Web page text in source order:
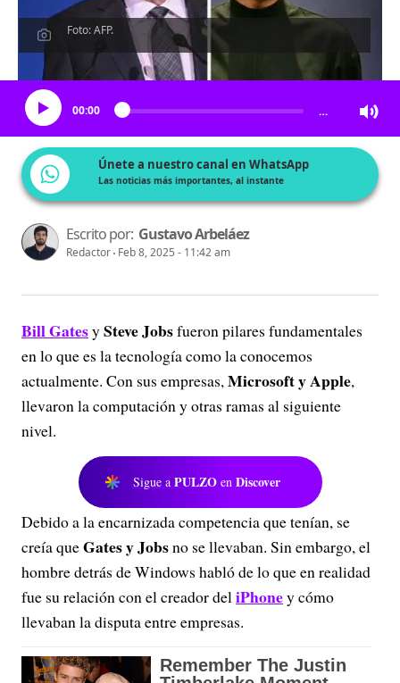
Foto: AFP.
Escucha el artículo
00:00 …
Únete a nuestro canal en WhatsApp
Las noticias más importantes, al instante
Escrito por: Gustavo Arbeláez
Redactor Feb 8, 2025 - 11:42 am
Bill GatesySteve Jobsfueron pilares fundamentales
en lo que es la tecnología como la conocemos
actualmente. Con sus empresas,Microsoft y Apple,
llevaron la computación y otras ramas al siguiente
nivel.
Sigue a PULZO en Discover
Debido a la encarnizada competencia que tenían, se
creía queGates y Jobsno se llevaban. Sin embargo, el
hombre detrás de Windows habló de lo que en realidad
fue su relación con el creador deliPhoney cómo
llevaban la disputa entre empresas.